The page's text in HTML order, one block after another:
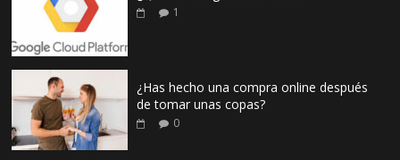
1
¿Has hecho una compra online después
de tomar unas copas?
0